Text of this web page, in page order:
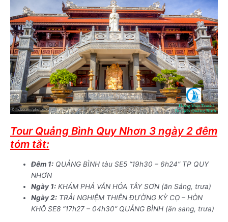
Tour Quảng Bình Quy Nhơn 3 ngày 2 đêm
tóm tắt:
Đêm 1: QUẢNG BÌNH tàu SE5 “19h30 – 6h24” TP QUY
NHƠN
Ngày 1: KHÁM PHÁ VĂN HÓA TÂY SƠN (ăn Sáng, trưa)
Ngày 2: TRẢI NGHIỆM THIÊN ĐƯỜNG KỲ CỌ – HÒN
KHÔ SE8 “17h27 – 04h30” QUẢNG BÌNH (ăn sang, trưa)